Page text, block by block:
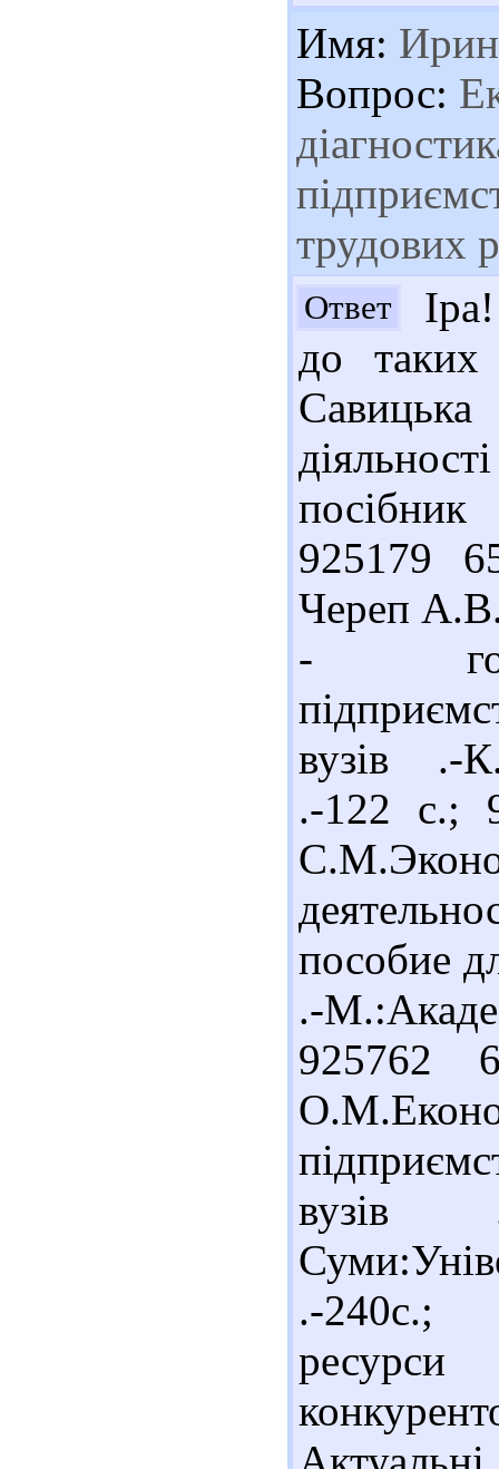
Имя:
Вопрос:
трудових
Ответ
до
925179
Череп
-
вузів .-
.-122 с.;
пособие
.-
925762
вузів
.-240с.;